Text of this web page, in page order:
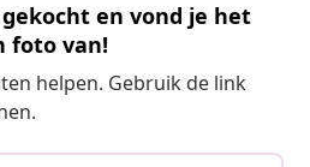
en vond je het
foto van!
helpen. Gebruik de link